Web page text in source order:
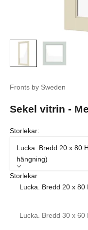
Fronts by Sweden
Sekel vitrin -
Storlekar:
Lucka. Bredd 20 x 80
hängning)
Storlekar
Lucka. Bredd 20 x
Lucka. Bredd 30 x